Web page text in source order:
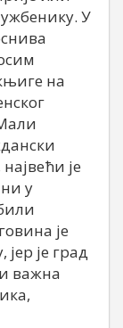
У
на
је
у
је
је град
важна